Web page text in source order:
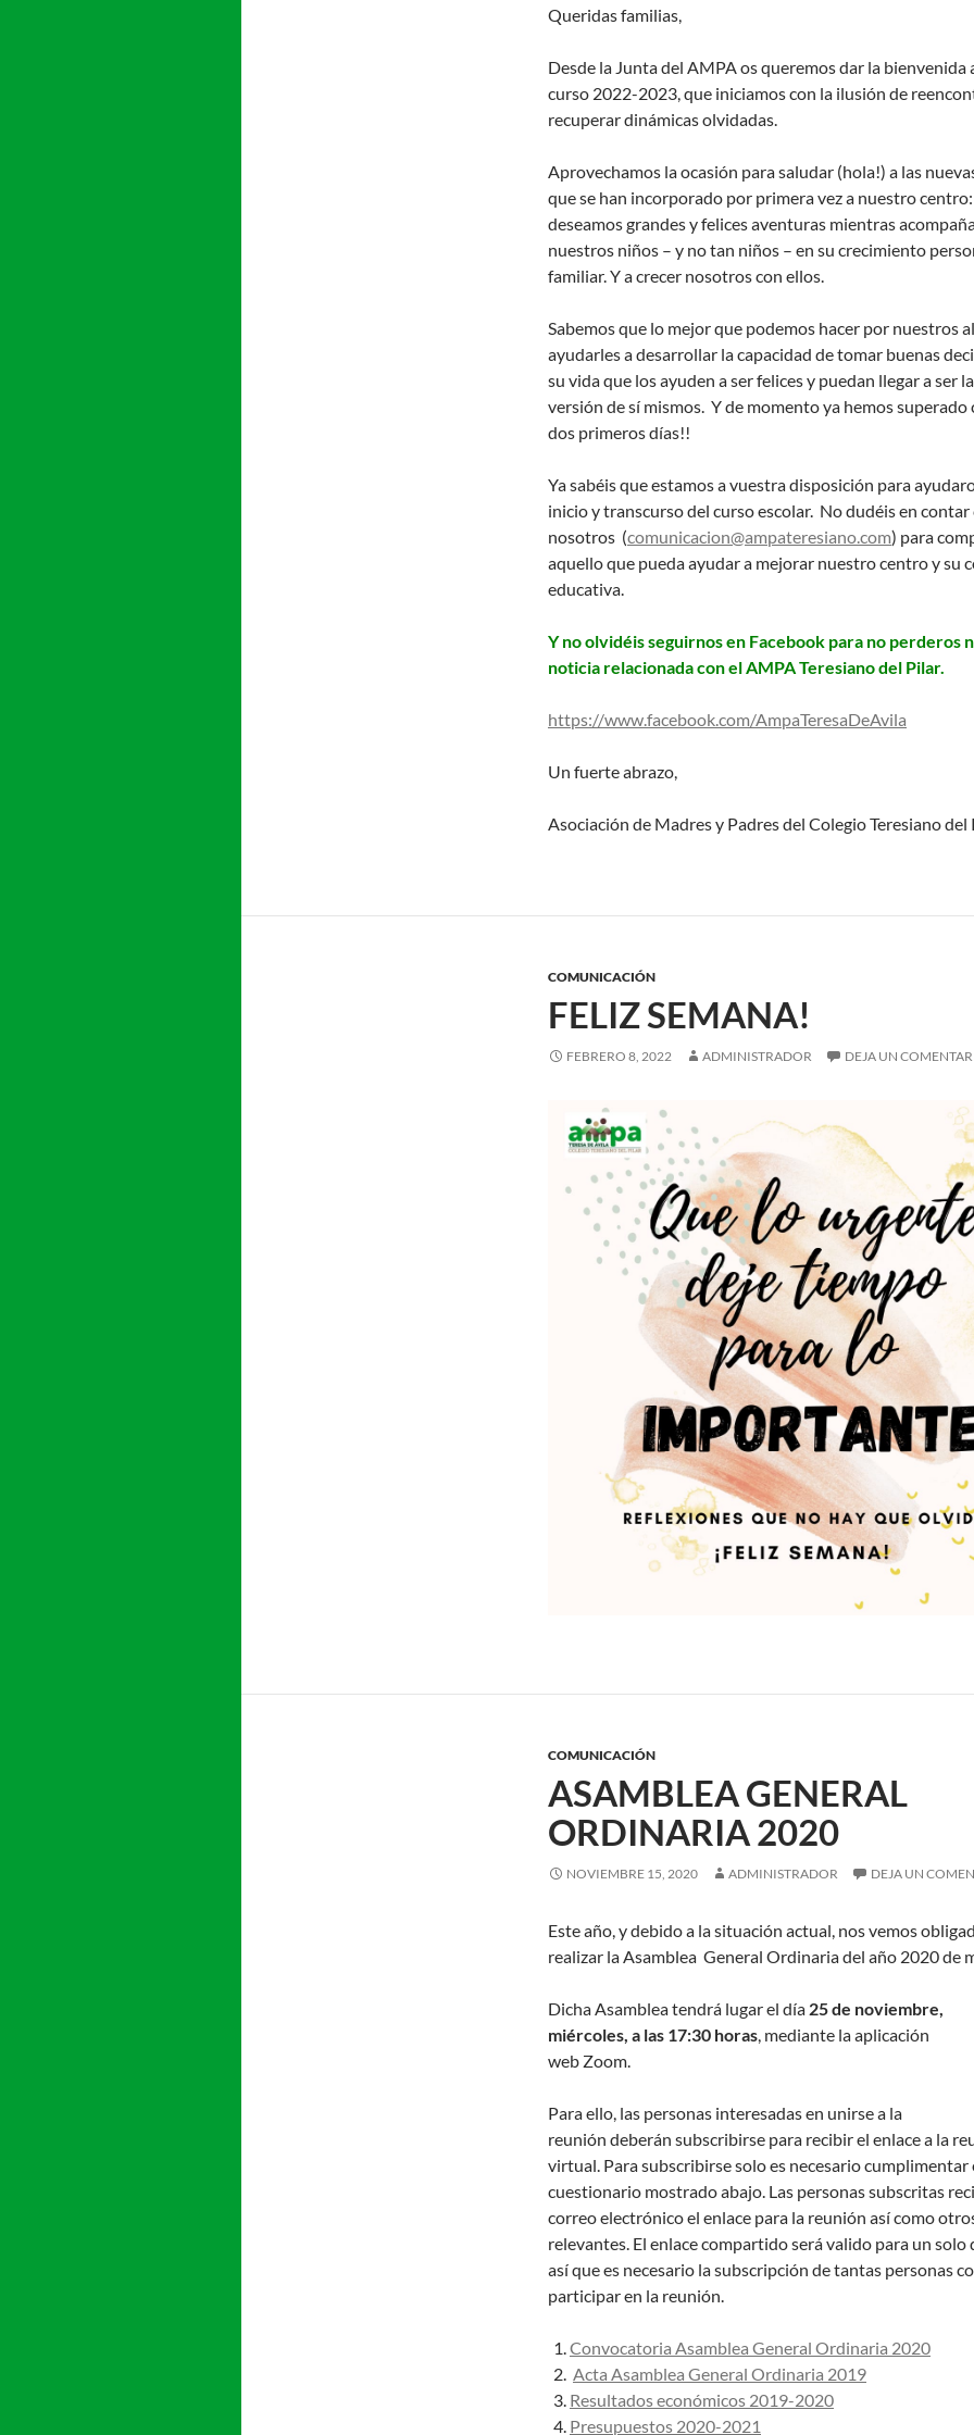
Queridas familias,
Desde la Junta del AMPA os queremos dar la bienvenida
curso 2022-2023, que iniciamos con la ilusión de
recuperar dinámicas olvidadas.
Aprovechamos la ocasión para saludar (hola!) a las
que se han incorporado por primera vez a nuestro
deseamos grandes y felices aventuras mientras
nuestros niños – y no tan niños – en su crecimiento
familiar. Y a crecer nosotros con ellos.
Sabemos que lo mejor que podemos hacer por nuestros
ayudarles a desarrollar la capacidad de tomar buenas
su vida que los ayuden a ser felices y puedan llegar a ser
versión de sí mismos. Y de momento ya hemos superado
dos primeros días!!
Ya sabéis que estamos a vuestra disposición para
inicio y transcurso del curso escolar. No dudéis en contar
nosotros (comunicacion@ampateresiano.com) para
aquello que pueda ayudar a mejorar nuestro centro y su
educativa.
Y no olvidéis seguirnos en Facebook para no perderos
noticia relacionada con el AMPA Teresiano del Pilar.
https://www.facebook.com/AmpaTeresaDeAvila
Un fuerte abrazo,
Asociación de Madres y Padres del Colegio Teresiano del
COMUNICACIÓN
FELIZ SEMANA!
FEBRERO 8, 2022 ADMINISTRADOR DEJA UN
COMUNICACIÓN
ASAMBLEA GENERAL
ORDINARIA 2020
NOVIEMBRE 15, 2020 ADMINISTRADOR DEJA UN
Este año, y debido a la situación actual, nos vemos
realizar la Asamblea General Ordinaria del año 2020 de
Dicha Asamblea tendrá lugar el día 25 de noviembre,
miércoles, a las 17:30 horas, mediante la aplicación
web Zoom.
Para ello, las personas interesadas en unirse a la
reunión deberán subscribirse para recibir el enlace a la
virtual. Para subscribirse solo es necesario cumplimentar
cuestionario mostrado abajo. Las personas subscritas
correo electrónico el enlace para la reunión así como
relevantes. El enlace compartido será valido para un
así que es necesario la subscripción de tantas personas
participar en la reunión.
Convocatoria Asamblea General Ordinaria 2020
Acta Asamblea General Ordinaria 2019
Resultados económicos 2019-2020
Presupuestos 2020-2021